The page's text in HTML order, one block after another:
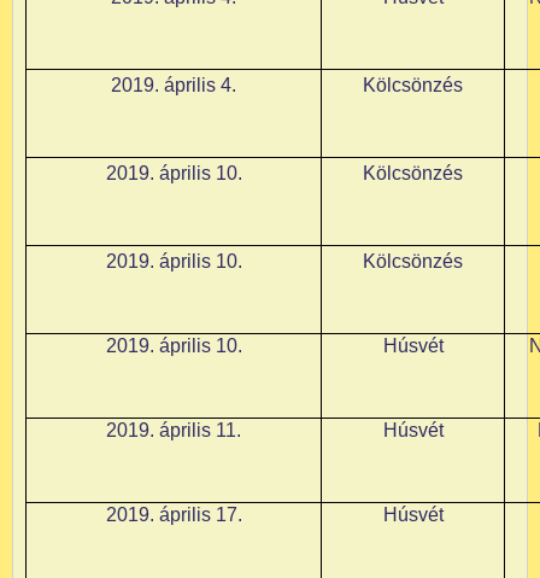
2019. április 4. Kölcsönzés
2019. április 10. Kölcsönzés
2019. április 10. Kölcsönzés
2019. április 10. Húsvét
2019. április 11. Húsvét
2019. április 17. Húsvét